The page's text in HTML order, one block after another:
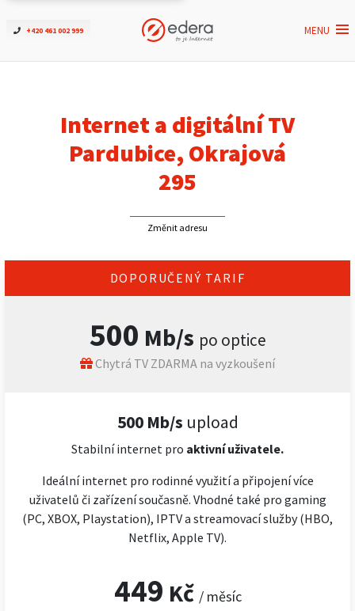
+420 461 002 999 MENU
Ověřit dostupnost
ČEZNET TV
Kontakt
Internet a digitální TV
Pardubice, Okrajová
295
Změnit adresu
DOPORUČENÝ TARIF
500 Mb/s po optice
Chytrá TV ZDARMA na vyzkoušení
500 Mb/s upload
Stabilní internet pro aktivní uživatele.
Ideální internet pro rodinné využití a připojení více
uživatelů či zařízení současně. Vhodné také pro gaming
(PC, XBOX, Playstation), IPTV a streamovací služby (HBO,
Netflix, Apple TV).
449 Kč / měsíc